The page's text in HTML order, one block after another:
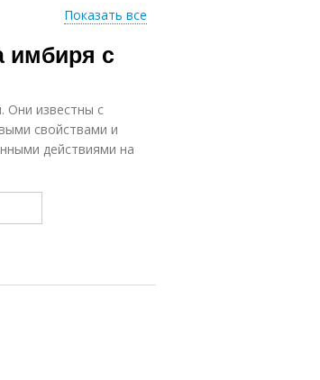
Показать все
имбиря с
Они известны с
свойствами и
действиями на